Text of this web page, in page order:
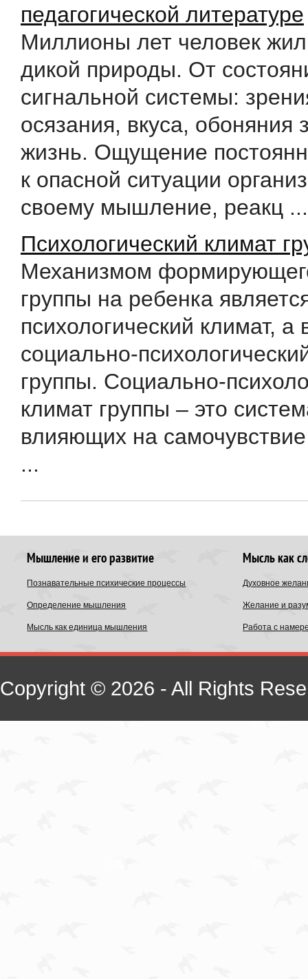
педагогической литературе
Миллионы лет человек
дикой природы. От
сигнальной системы:
осязания, вкуса, обоняния
жизнь. Ощущение
к опасной ситуации
своему мышление, реакц ...
Психологический климат
Механизмом
группы на ребенка
психологический климат, а
социально-
группы. Социально-
климат группы – это
влияющих на
...
Мышление и его развитие
Познавательные психические процессы
Определение мышления
Мысль как единица мышления
Мысль как
Духовное
Желание и
Работа с
Copyright © 2026 - All Rights